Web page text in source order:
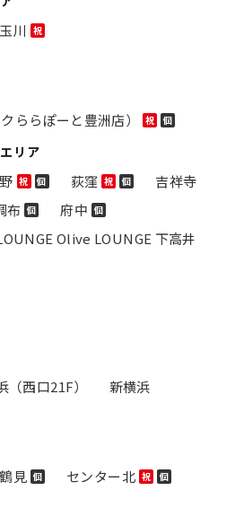
川 祝
ららぽーと豊洲店）
祝 個
リア
祝 個 荻窪 祝 個
吉祥寺
布 個 府中 個
Olive LOUNGE 下高井
（西口21F）
新横浜
鶴見 個 センター北 祝 個